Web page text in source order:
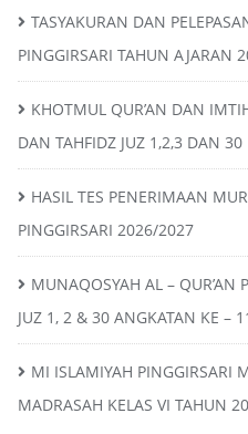
TASYAKURAN DAN
PINGGIRSARI TAHUN AJARAN
KHOTMUL QUR’AN DAN
DAN TAHFIDZ JUZ 1,2,3 DAN 30
HASIL TES PENERIMAAN
PINGGIRSARI 2026/2027
MUNAQOSYAH AL – QUR’AN
JUZ 1, 2 & 30 ANGKATAN KE –
MI ISLAMIYAH PINGGIRSARI
MADRASAH KELAS VI TAHUN